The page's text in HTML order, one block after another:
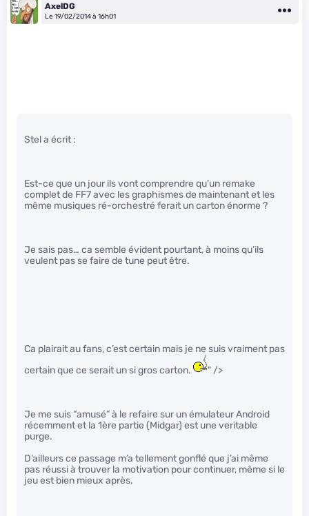
AxelDG
Le 19/02/2014 à 16h01
Stel a écrit :
Est-ce que un jour ils vont comprendre qu’un remake
complet de FF7 avec les graphismes de maintenant et les
même musiques ré-orchestré ferait un carton énorme ?
Je sais pas… ca semble évident pourtant, à moins qu’ils
veulent pas se faire de tune peut être.
Ca plairait au fans, c’est certain mais je ne suis vraiment pas
certain que ce serait un si gros carton.
" />
Je me suis “amusé” à le refaire sur un émulateur Android
récemment et la 1ère partie (Midgar) est une veritable
purge.
D’ailleurs ce passage m’a tellement gonflé que j’ai même
pas réussi à trouver la motivation pour continuer, même si le
jeu est bien mieux après.